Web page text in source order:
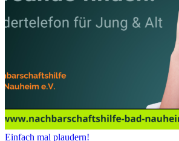
Einfach mal plaudern!